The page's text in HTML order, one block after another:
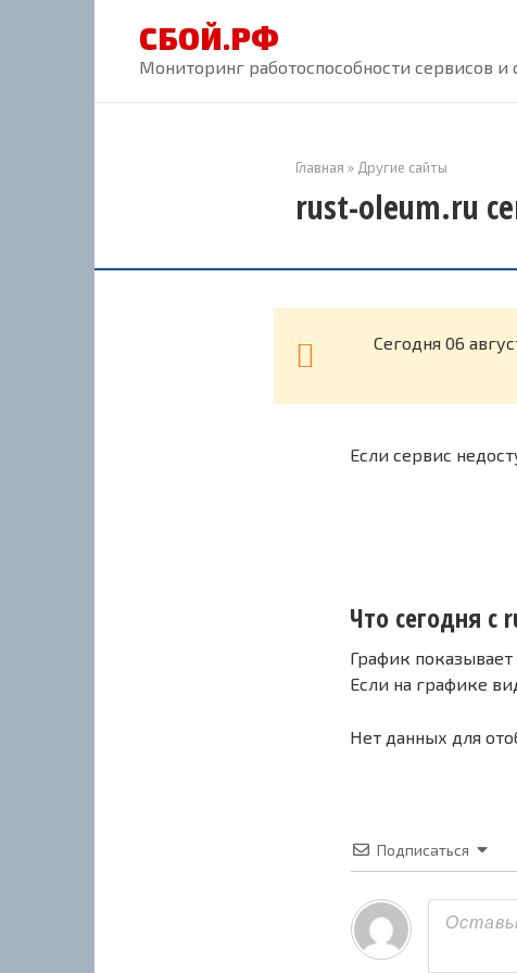
СБОЙ.РФ
Мониторинг работоспособности сервисов и
Главная » Другие сайты
rust-oleum.ru
Cегодня 06
Если сервис
Что сегодня с
График
Если на графике
Нет данных для
Подписаться